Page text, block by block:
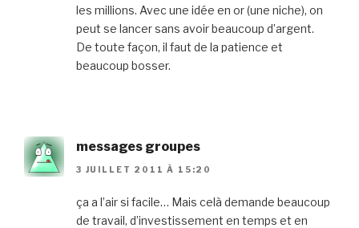
les millions. Avec une idée en or (une niche), on
peut se lancer sans avoir beaucoup d’argent.
De toute façon, il faut de la patience et
beaucoup bosser.
messages groupes
3 JUILLET 2011 À 15:20
ça a l’air si facile… Mais celà demande beaucoup
de travail, d’investissement en temps et en